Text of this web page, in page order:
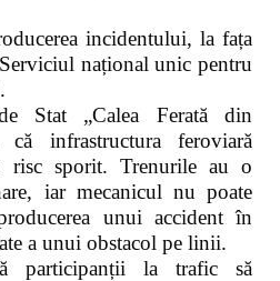
incidentului, la fața
național unic pentru
Stat „Calea Ferată din
că infrastructura feroviară
risc sporit. Trenurile au o
iar mecanicul nu poate
unui accident în
a unui obstacol pe linii.
participanții la trafic să